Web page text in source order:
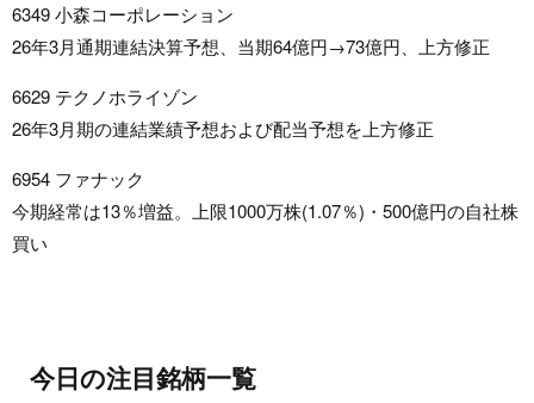
6349 小森コーポレーション
26年3月通期連結決算予想、当期64億円→73億円、上方修正
6629 テクノホライゾン
26年3月期の連結業績予想および配当予想を上方修正
6954 ファナック
今期経常は13％増益。上限1000万株(1.07％)・500億円の自社株
買い
今日の注目銘柄一覧